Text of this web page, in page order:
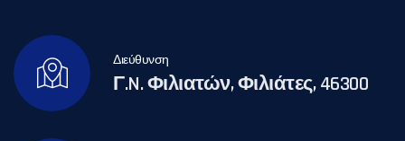
Διεύθυνση
Γ.N. Φιλιατών, Φιλιάτες, 46300